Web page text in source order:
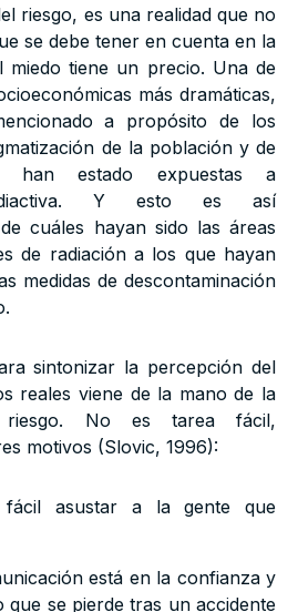
riesgo, es una realidad que no
se debe tener en cuenta en la
miedo tiene un precio. Una de
más dramáticas,
a propósito de los
de la población y de
han estado expuestas a
Y esto es así
cuáles hayan sido las áreas
de radiación a los que hayan
medidas de descontaminación
sintonizar la percepción del
reales viene de la mano de la
riesgo. No es tarea fácil,
motivos (Slovic, 1996):
fácil asustar a la gente que
está en la confianza y
que se pierde tras un accidente